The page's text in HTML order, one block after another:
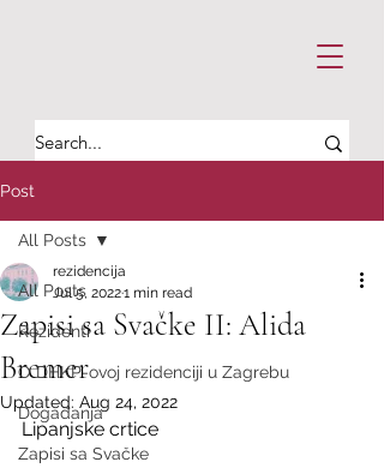
Post
All Posts
Rezidenti
O DHKP-ovoj rezidenciji u Zagrebu
Događanja
Zapisi sa Svačke
All Posts
Zapisi sa Svačke II: Alida
Bremer
rezidencija
Jul 5, 20221 min read
Updated: Aug 24, 2022
Lipanjske crtice